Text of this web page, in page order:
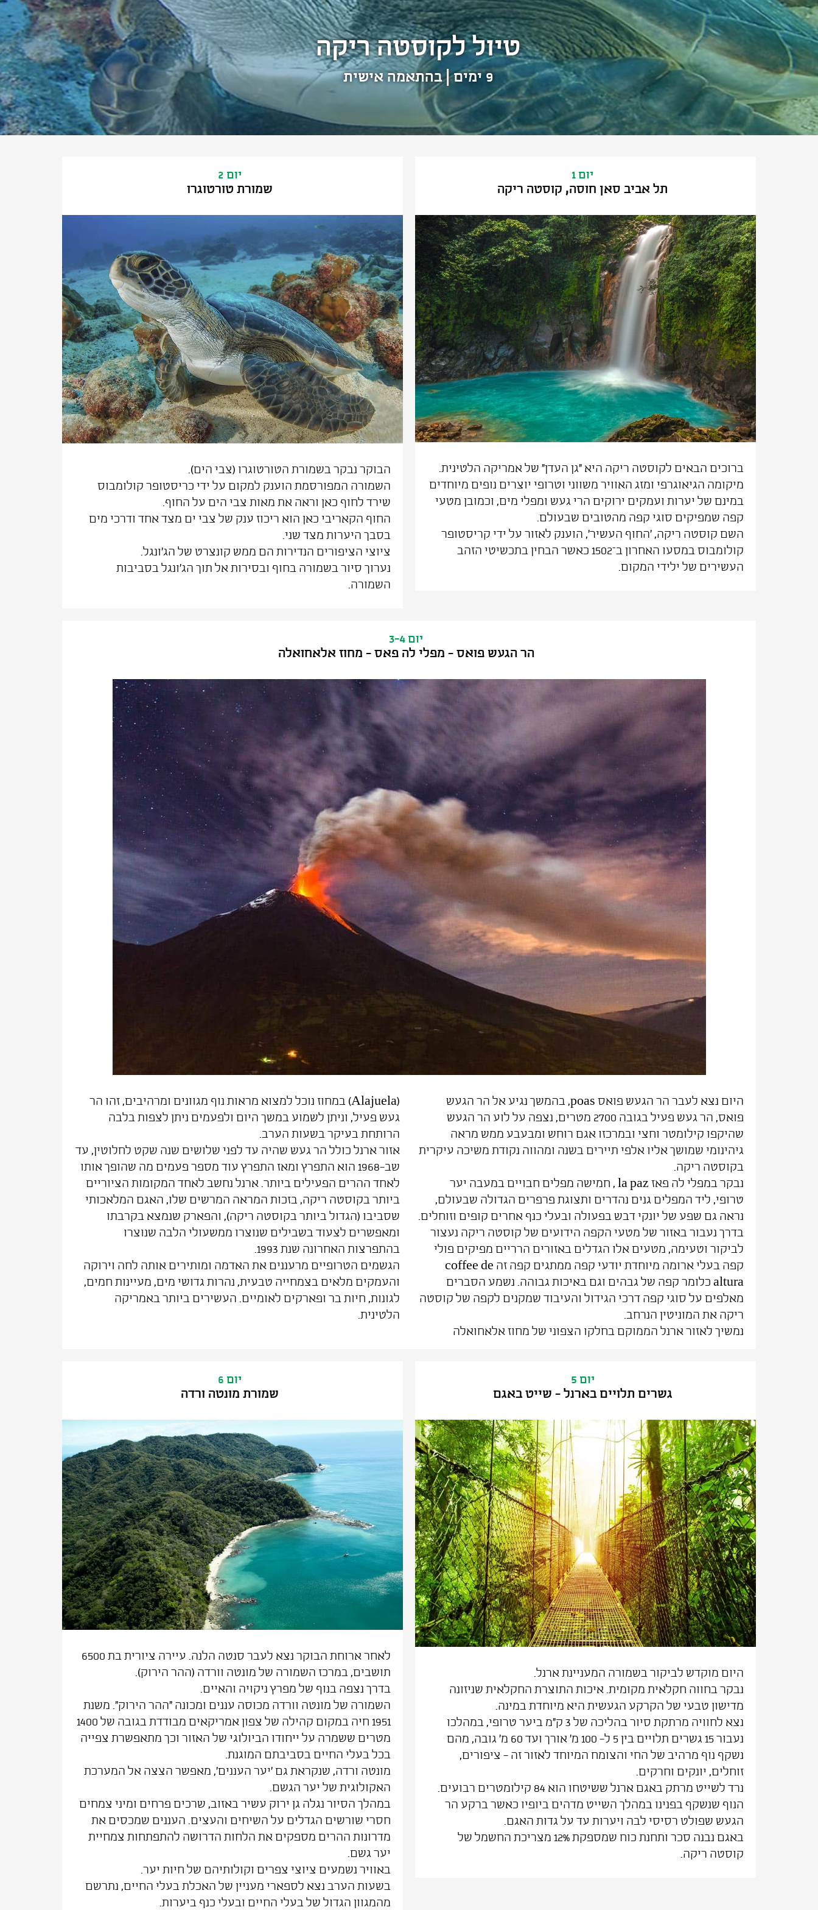
טיול לקוסטה ריקה
9 ימים | בהתאמה אישית
יום 1
תל אביב סאן חוסה, קוסטה ריקה
ברוכים הבאים לקוסטה ריקה היא "גן העדן" של אמריקה הלטינית.
מיקומה הגיאוגרפי ומזג האוויר משווני וטרופי יוצרים נופים מיוחדים
במינם של יערות ועמקים ירוקים הרי געש ומפלי מים, וכמובן מטעי
קפה שמפיקים סוגי קפה מהטובים שבעולם.
השם קוסטה ריקה, 'החוף העשיר', הוענק לאזור על ידי קריסטופר
קולומבוס במסעו האחרון ב־1502 כאשר הבחין בתכשיטי הזהב
העשירים של ילידי המקום.
יום 2
שמורת טורטוגרו
הבוקר נבקר בשמורת הטורטוגרו (צבי הים).
השמורה המפורסמת הוענק למקום על ידי כריסטופר קולומבוס
שירד לחוף כאן וראה את מאות צבי הים על החוף.
החוף הקאריבי כאן הוא ריכוז ענק של צבי ים מצד אחד ודרכי מים
בסבך היערות מצד שני.
ציוצי הציפורים הנדירות הם ממש קונצרט של הג'ונגל.
נערוך סיור בשמורה בחוף ובסירות אל תוך הג'ונגל בסביבות
השמורה.
יום 3-4
הר הגעש פואס - מפלי לה פאס - מחוז אלאחואלה
היום נצא לעבר הר הגעש פואס poas, בהמשך נגיע אל הר הגעש
פואס, הר געש פעיל בגובה 2700 מטרים, נצפה על לוע הר הגעש
שהיקפו קילומטר וחצי ובמרכזו אגם רוחש ומבעבע ממש מראה
גיהינומי שמושך אליו אלפי תיירים בשנה ומהווה נקודת משיכה עיקרית
בקוסטה ריקה.
נבקר במפלי לה פאז la paz , חמישה מפלים חבויים במעבה יער
טרופי, ליד המפלים גנים נהדרים ותצוגת פרפרים הגדולה שבעולם,
נראה גם שפע של יונקי דבש בפעולה ובעלי כנף אחרים קופים וזוחלים.
בדרך נעבור באזור של מטעי הקפה הידועים של קוסטה ריקה נעצור
לביקור וטעימה, מטעים אלו הגדלים באזורים הרריים מפיקים פולי
קפה בעלי ארומה מיוחדת יודעי קפה ממתגים קפה זה coffee de
altura כלומר קפה של גבהים וגם באיכות גבוהה. נשמע הסברים
מאלפים על סוגי קפה דרכי הגידול והעיבוד שמקנים לקפה של קוסטה
ריקה את המוניטין הנרחב.
נמשיך לאזור ארנל הממוקם בחלקו הצפוני של מחוז אלאחואלה
(Alajuela) במחוז נוכל למצוא מראות נוף מגוונים ומרהיבים, זהו הר
געש פעיל, וניתן לשמוע במשך היום ולפעמים ניתן לצפות בלבה
הרותחת בעיקר בשעות הערב.
אזור ארנל כולל הר געש שהיה עד לפני שלושים שנה שקט לחלוטין, עד
שב-1968 הוא התפרץ ומאז התפרץ עוד מספר פעמים מה שהופך אותו
לאחד ההרים הפעילים ביותר. ארנל נחשב לאחד המקומות הציוריים
ביותר בקוסטה ריקה, בזכות המראה המרשים שלו, האגם המלאכותי
שסביבו (הגדול ביותר בקוסטה ריקה), והפארק שנמצא בקרבתו
ומאפשרים לצעוד בשבילים שנוצרו ממשעולי הלבה שנוצרו
בהתפרצות האחרונה שנת 1993.
הגשמים הטרופיים מרעננים את האדמה ומותירים אותה לחה וירוקה
והעמקים מלאים בצמחייה טבעית, נהרות גדושי מים, מעיינות חמים,
לגונות, חיות בר ופארקים לאומיים. העשירים ביותר באמריקה
הלטינית.
יום 5
גשרים תלויים בארנל - שייט באגם
היום מוקדש לביקור בשמורה המעניינת ארנל.
נבקר בחווה חקלאית מקומית. איכות התוצרת החקלאית שניזונה
מדישון טבעי של הקרקע הגעשית היא מיוחדת במינה.
נצא לחוויה מרתקת סיור בהליכה של 3 ק"מ ביער טרופי, במהלכו
נעבור 15 גשרים תלויים בין 5 ל- 100 מ' אורך ועד 60 מ' גובה, מהם
נשקף נוף מרהיב של החי והצומח המיוחד לאזור זה - ציפורים,
זוחלים, יונקים וחרקים.
נרד לשייט מרתק באגם ארנל ששיטחו הוא 84 קילומטרים רבועים.
הנוף שנשקף בפנינו במהלך השייט מדהים ביופיו כאשר ברקע הר
הגעש שפולט רסיסי לבה ויערות עד על גדות האגם.
באגם נבנה סכר ותחנת כוח שמספקת 12% מצריכת החשמל של
קוסטה ריקה.
יום 6
שמורת מונטה ורדה
לאחר ארוחת הבוקר נצא לעבר סנטה הלנה. עיירה ציורית בת 6500
תושבים, במרכז השמורה של מונטה וורדה (ההר הירוק).
בדרך נצפה בנוף של מפרץ ניקויה והאיים.
השמורה של מונטה וורדה מכוסה עננים ומכונה "ההר הירוק". משנת
1951 חיה במקום קהילה של צפון אמריקאים מבודדת בגובה של 1400
מטרים ששמרה על ייחודו הביולוגי של האזור וכך מתאפשרת צפייה
בכל בעלי החיים בסביבתם המוגנת.
מונטה ורדה, שנקראת גם 'יער העננים', מאפשר הצצה אל המערכת
האקולוגית של יער הגשם.
במהלך הסיור נגלה גן ירוק עשיר באזוב, שרכים פרחים ומיני צמחים
חסרי שורשים הגדלים על השיחים והעצים. העננים שמכסים את
מדרונות ההרים מספקים את הלחות הדרושה להתפתחות צמחיית
יער גשם.
באוויר נשמעים ציוצי צפרים וקולותיהם של חיות יער.
בשעות הערב נצא לספארי מעניין של האכלת בעלי החיים, נתרשם
מהמגוון הגדול של בעלי החיים ובעלי כנף ביערות.